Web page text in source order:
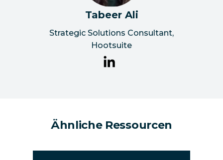
Tabeer Ali
Strategic Solutions Consultant,
Hootsuite
Ähnliche Ressourcen